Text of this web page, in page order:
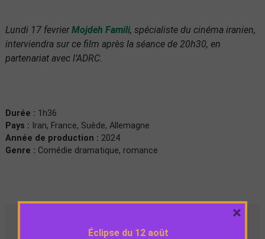
Lundi 17 fevrierMojdeh Famili, spécialiste du cinéma iranien,
interviendra sur ce film après la séance de 20h30, en
partenariat avec l’ADRC.
Durée : 1h36
Pays : Iran, France, Suède, Allemagne
Année de production : 2024
Genre : Comédie dramatique, romance
Éclipse du 12 août
×